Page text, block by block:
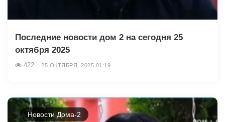
Последние новости дом 2 на сегодня 25
октября 2025
422 25 ОКТЯБРЯ, 2025 01:19
Новости Дома-2